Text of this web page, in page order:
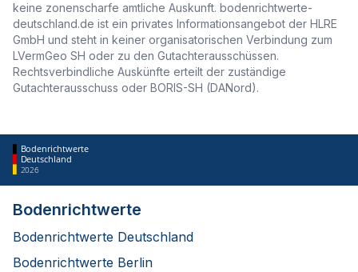
keine zonenscharfe amtliche Auskunft. bodenrichtwerte-
deutschland.de ist ein privates Informationsangebot der HLRE
GmbH und steht in keiner organisatorischen Verbindung zum
LVermGeo SH oder zu den Gutachterausschüssen.
Rechtsverbindliche Auskünfte erteilt der zuständige
Gutachterausschuss oder BORIS-SH (DANord).
Bodenrichtwerte
Deutschland
2026
Bodenrichtwerte
Bodenrichtwerte Deutschland
Bodenrichtwerte Berlin